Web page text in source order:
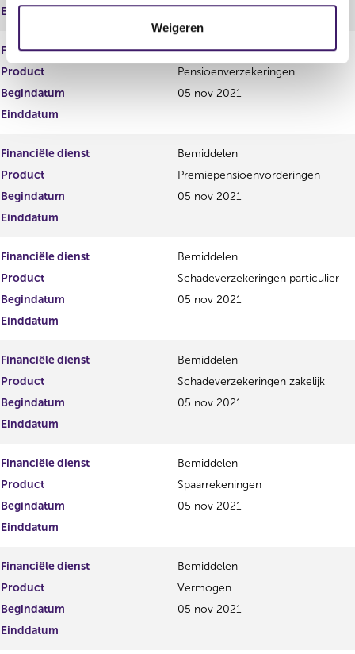
t
e
Weigeren
Einddatum
Financiële dienst
Bemiddelen
Product
Pensioenverzekeringen
Begindatum
05 nov 2021
Einddatum
Financiële dienst
Bemiddelen
Product
Premiepensioenvorderingen
Begindatum
05 nov 2021
Einddatum
Financiële dienst
Bemiddelen
Product
Schadeverzekeringen particulier
Begindatum
05 nov 2021
Einddatum
Financiële dienst
Bemiddelen
Product
Schadeverzekeringen zakelijk
Begindatum
05 nov 2021
Einddatum
Financiële dienst
Bemiddelen
Product
Spaarrekeningen
Begindatum
05 nov 2021
Einddatum
Financiële dienst
Bemiddelen
Product
Vermogen
Begindatum
05 nov 2021
Einddatum